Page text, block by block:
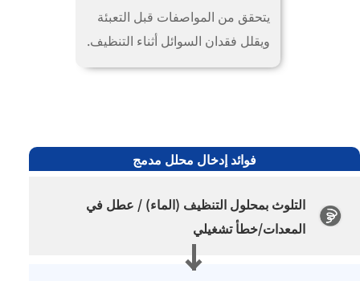
يتحقق من المواصفات قبل التعبئة
ويقلل فقدان السوائل أثناء التنظيف.
فوائد إدخال محلل مدمج
التلوث بمحلول التنظيف (الماء) / عطل في
المعدات/خطأ تشغيلي